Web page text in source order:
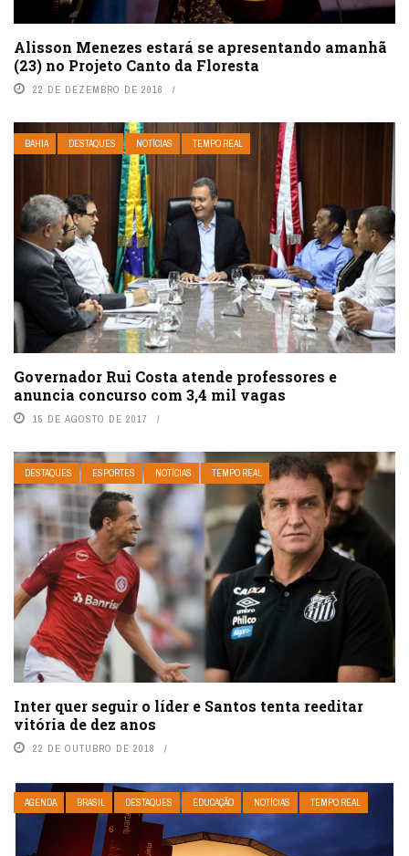
Alisson Menezes estará se apresentando amanhã
(23) no Projeto Canto da Floresta
22 DE DEZEMBRO DE 2016
BAHIA DESTAQUES NOTÍCIAS TEMPO REAL
Governador Rui Costa atende professores e
anuncia concurso com 3,4 mil vagas
15 DE AGOSTO DE 2017
DESTAQUES ESPORTES NOTÍCIAS TEMPO REAL
Inter quer seguir o líder e Santos tenta reeditar
vitória de dez anos
22 DE OUTUBRO DE 2018
AGENDA BRASIL DESTAQUES EDUCAÇÃO NOTÍCIAS TEMPO REAL